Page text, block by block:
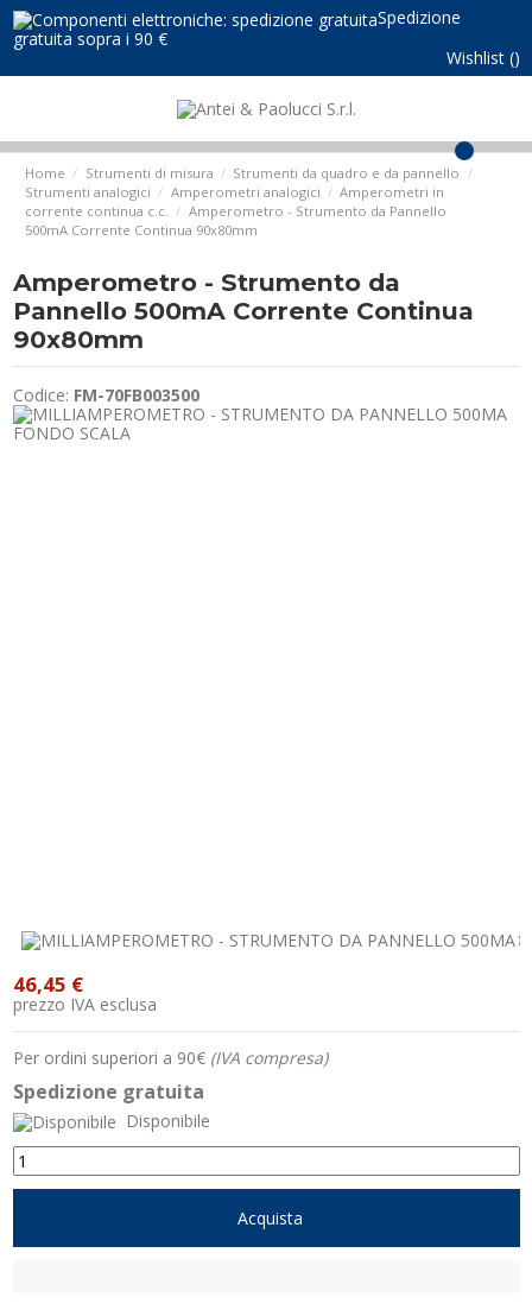
Spedizione
gratuita sopra i 90 €
Wishlist ()
Home
Strumenti di misura
Strumenti da quadro e da pannello
Strumenti analogici
Amperometri analogici
Amperometri in
corrente continua c.c.
Amperometro - Strumento da Pannello
500mA Corrente Continua 90x80mm
Amperometro - Strumento da
Pannello 500mA Corrente Continua
90x80mm
Codice: FM-70FB003500
46,45 €
prezzo IVA esclusa
Per ordini superiori a 90€ (IVA compresa)
Spedizione gratuita
Disponibile
Acquista